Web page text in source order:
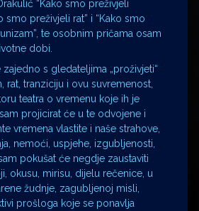
“Kako smo preživjeli
smo preživjeli rat” i “Kako smo
te osobnim pričama osam
dobi.
zajedno s gledateljima „proživjeti“
rat, tranziciju i ovu suvremenost,
teatra o vremenu koje ih je
projicirat će u te odvojene i
vremena vlastite i naše strahove,
nemoći, uspjehe, izgubljenosti,
pokušat će negdje zaustaviti
okusu, mirisu, dijelu rečenice, u
žudnje, zagubljenoj misli,
prošloga koje se ponavlja